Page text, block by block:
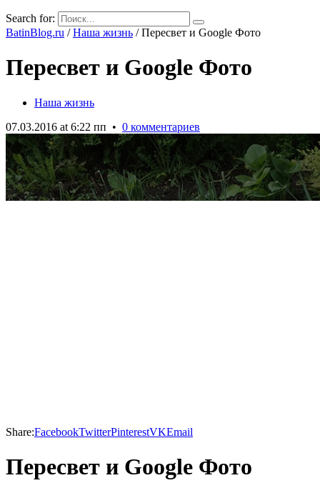
Search for:
BatinBlog.ru /Наша жизнь /Пересвет и Google Фото
Пересвет и Google Фото
Наша жизнь
07.03.2016 at 6:22 пп • 0 комментариев
Share:FacebookTwitterPinterestVKEmail
Пересвет и Google Фото